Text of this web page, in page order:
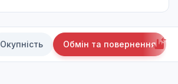
Окупність Обмін та повернення